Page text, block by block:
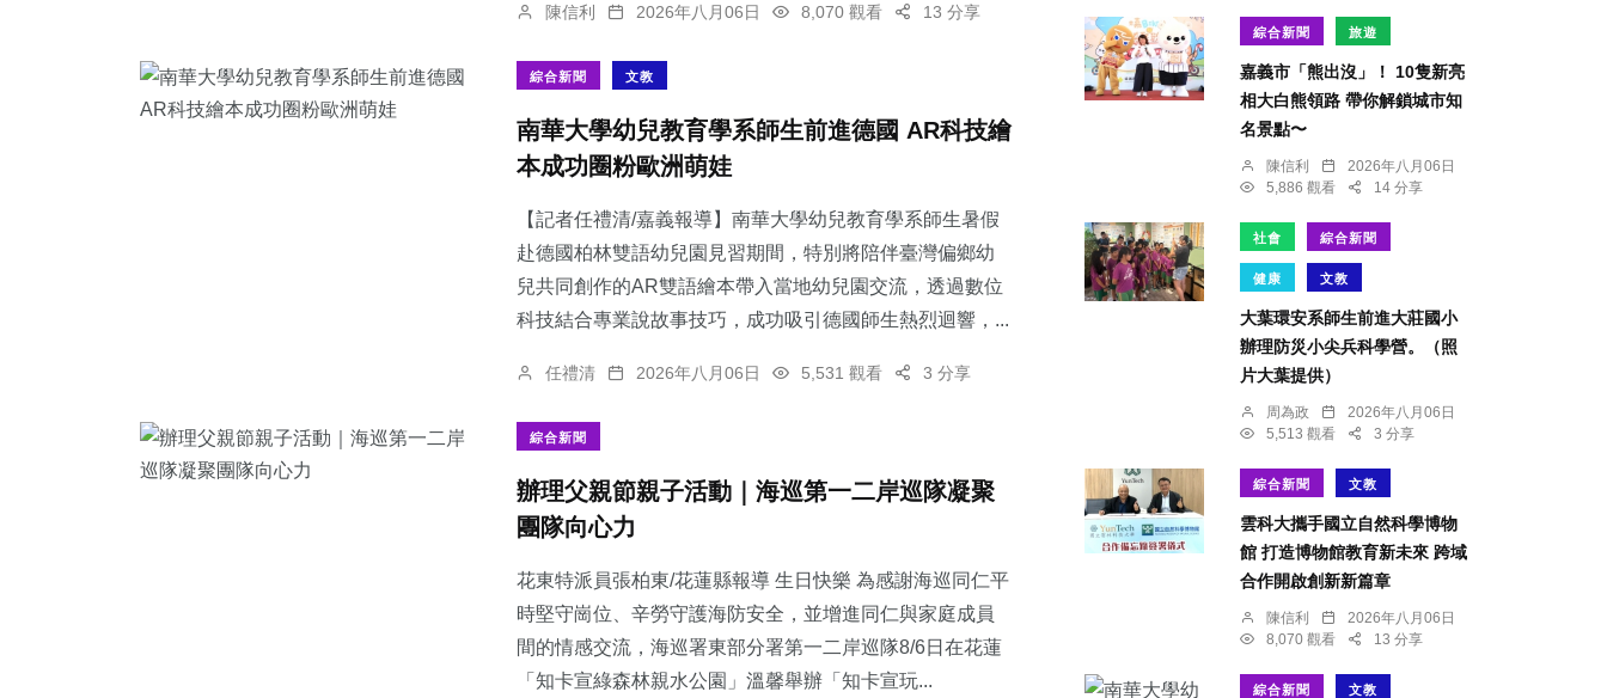
陳信利 2026年八月06日 8,070 觀看 13 分享
綜合新聞 文教
南華大學幼兒教育學系師生前進德國 AR科技繪
本成功圈粉歐洲萌娃
【記者任禮清/嘉義報導】南華大學幼兒教育學系師生暑假
赴德國柏林雙語幼兒園見習期間，特別將陪伴臺灣偏鄉幼
兒共同創作的AR雙語繪本帶入當地幼兒園交流，透過數位
科技結合專業說故事技巧，成功吸引德國師生熱烈迴響，...
任禮清 2026年八月06日 5,531 觀看 3 分享
綜合新聞
辦理父親節親子活動｜海巡第一二岸巡隊凝聚
團隊向心力
花東特派員張柏東/花蓮縣報導 生日快樂 為感謝海巡同仁平
時堅守崗位、辛勞守護海防安全，並增進同仁與家庭成員
間的情感交流，海巡署東部分署第一二岸巡隊8/6日在花蓮
「知卡宣綠森林親水公園」溫馨舉辦「知卡宣玩...
綜合新聞 旅遊
嘉義市「熊出沒」！ 10隻新亮
相大白熊領路 帶你解鎖城市知
名景點〜
陳信利
2026年八月06日
5,886 觀看
14 分享
社會 綜合新聞
健康 文教
大葉環安系師生前進大莊國小
辦理防災小尖兵科學營。（照
片大葉提供）
周為政
2026年八月06日
5,513 觀看
3 分享
綜合新聞 文教
雲科大攜手國立自然科學博物
館 打造博物館教育新未來 跨域
合作開啟創新新篇章
陳信利
2026年八月06日
8,070 觀看
13 分享
綜合新聞 文教